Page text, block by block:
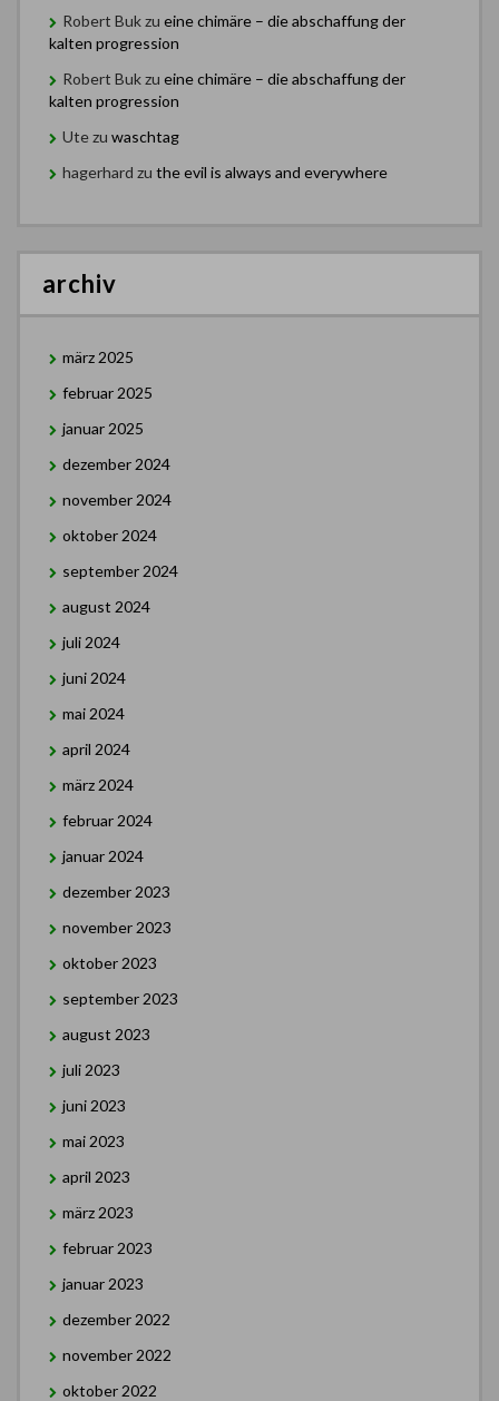
Robert Bukzu eine chimäre – die abschaffung der
kalten progression
Robert Bukzu eine chimäre – die abschaffung der
kalten progression
Utezu waschtag
hagerhard zu the evil is always and everywhere
archiv
märz 2025
februar 2025
januar 2025
dezember 2024
november 2024
oktober 2024
september 2024
august 2024
juli 2024
juni 2024
mai 2024
april 2024
märz 2024
februar 2024
januar 2024
dezember 2023
november 2023
oktober 2023
september 2023
august 2023
juli 2023
juni 2023
mai 2023
april 2023
märz 2023
februar 2023
januar 2023
dezember 2022
november 2022
oktober 2022